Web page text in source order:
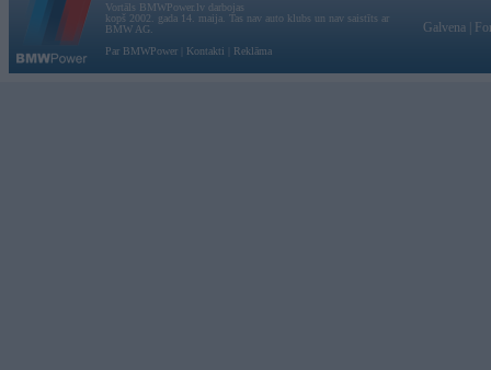
Vortāls BMWPower.lv darbojas
kopš 2002. gada 14. maija. Tas nav auto klubs un nav saistīts ar
BMW AG.
Par BMWPower
Kontakti Reklāma
Galvena